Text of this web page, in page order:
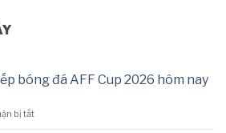
bóng đá AFF Cup 2026 hôm nay
bị tắtở